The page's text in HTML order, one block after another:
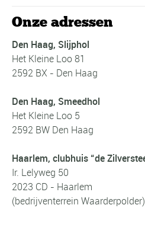
Onze adressen
Den Haag, Slijphol
Het Kleine Loo 81
2592 BX - Den Haag
Den Haag, Smeedhol
Het Kleine Loo 5
2592 BW Den Haag
Haarlem, clubhuis “de
Ir. Lelyweg 50
2023 CD - Haarlem
(bedrijventerrein Waarderpolder)